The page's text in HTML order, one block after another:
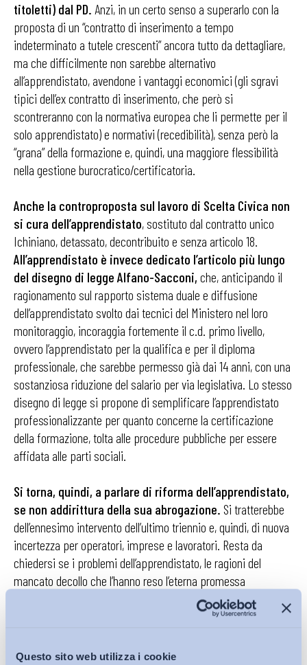
Questo sito web utilizza i cookie
titoletti) dal PD. Anzi, in un certo senso a superarlo con la
proposta di un “contratto di inserimento a tempo
indeterminato a tutele crescenti” ancora tutto da dettagliare,
ma che difficilmente non sarebbe alternativo
all’apprendistato, avendone i vantaggi economici (gli sgravi
tipici dell’ex contratto di inserimento, che però si
scontreranno con la normativa europea che li permette per il
solo apprendistato) e normativi (recedibilità), senza però la
“grana” della formazione e, quindi, una maggiore flessibilità
nella gestione burocratico/certificatoria.
Anche la controproposta sul lavoro di Scelta Civica non
si cura dell’apprendistato, sostituto dal contratto unico
Ichiniano, detassato, decontribuito e senza articolo 18.
All’apprendistato è invece dedicato l’articolo più lungo
del disegno di legge Alfano-Sacconi, che, anticipando il
ragionamento sul rapporto sistema duale e diffusione
dell’apprendistato svolto dai tecnici del Ministero nel loro
monitoraggio, incoraggia fortemente il c.d. primo livello,
ovvero l’apprendistato per la qualifica e per il diploma
professionale, che sarebbe permesso già dai 14 anni, con una
sostanziosa riduzione del salario per via legislativa. Lo stesso
disegno di legge si propone di semplificare l’apprendistato
professionalizzante per quanto concerne la certificazione
della formazione, tolta alle procedure pubbliche per essere
affidata alle parti sociali.
Si torna, quindi, a parlare di riforma dell’apprendistato,
se non addirittura della sua abrogazione. Si tratterebbe
dell’ennesimo intervento dell’ultimo triennio e, quindi, di nuova
incertezza per operatori, imprese e lavoratori. Resta da
chiedersi se i problemi dell’apprendistato, le ragioni del
mancato decollo che l’hanno reso l’eterna promessa
incompiuta del nostro diritto del lavoro, siano da ricercarsi
innanzi tutto nei meccanismi normativi. Questo è l’approccio
regole, abbassare il costo del lavoro. Certamente anche questi